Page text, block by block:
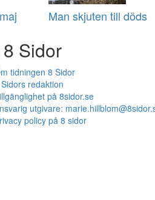
Man skjuten till döds
Sidor
tidningen 8 Sidor
redaktion
på 8sidor.se
utgivare:
policy på 8 sidor